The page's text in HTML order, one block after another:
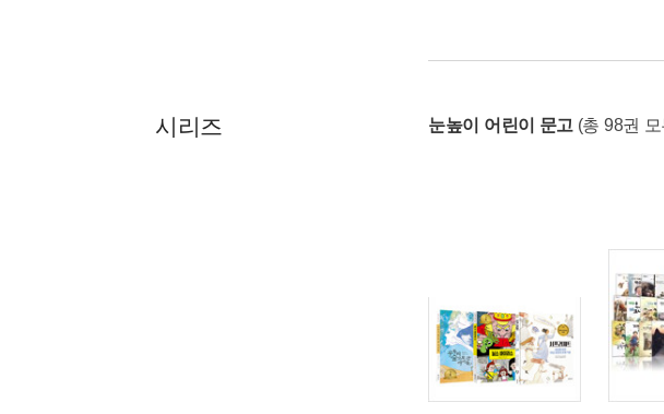
시리즈 눈높이 어린이 문고 (총 98권